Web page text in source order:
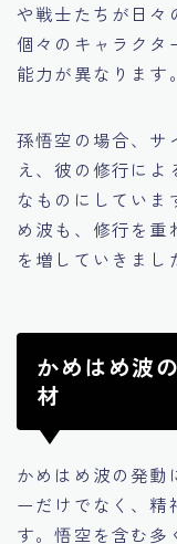
や戦士たちが日々
個々のキャラクタ
能力が異なります。
孫悟空の場合、サ
え、彼の修行に
なものにしていま
め波も、修行を重
を増していきまし
かめはめ波
材
かめはめ波の発動
ーだけでなく、精
す。悟空を含む多